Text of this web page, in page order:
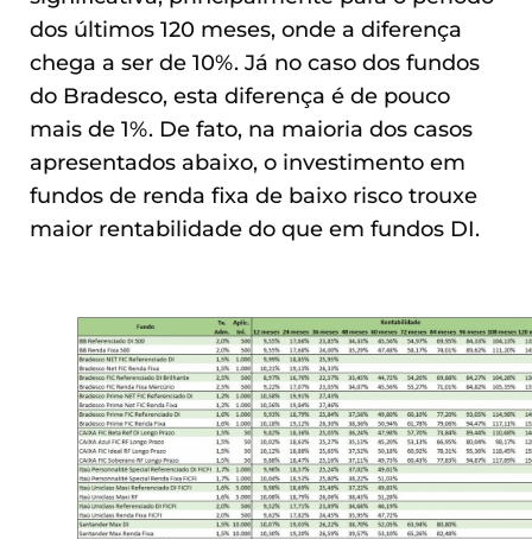
dos últimos 120 meses, onde a diferença
chega a ser de 10%. Já no caso dos fundos
do Bradesco, esta diferença é de pouco
mais de 1%. De fato, na maioria dos casos
apresentados abaixo, o investimento em
fundos de renda fixa de baixo risco trouxe
maior rentabilidade do que em fundos DI.